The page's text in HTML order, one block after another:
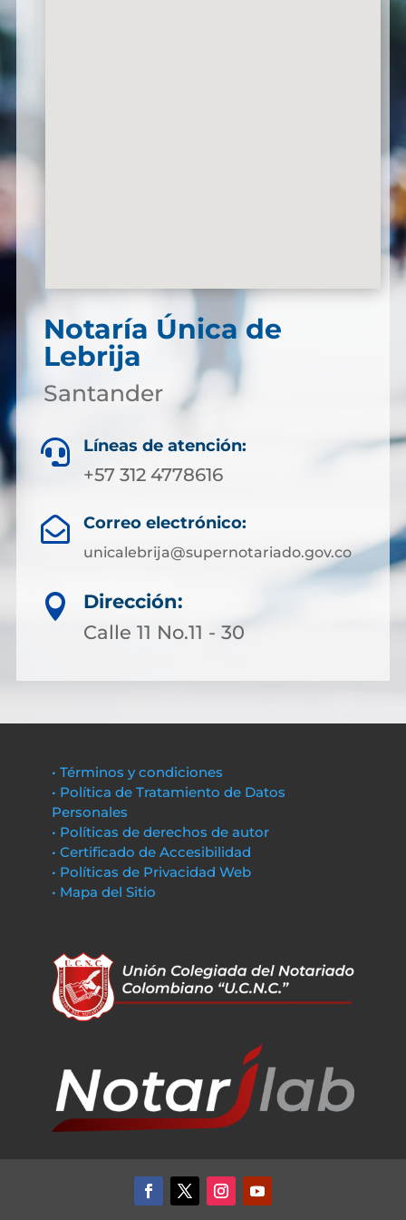
Notaría Única de
Lebrija
Santander
 Líneas de atención:
+57 312 4778616
 Correo electrónico:
unicalebrija@supernotariado.gov.co

Dirección:
Calle 11 No.11 - 30
• Términos y condiciones
• Política de Tratamiento de Datos
Personales
• Políticas de derechos de autor
• Certificado de Accesibilidad
• Políticas de Privacidad Web
• Mapa del Sitio